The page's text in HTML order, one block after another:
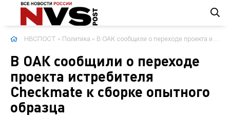
НВСПОСТ » Политика » В ОАК сообщили о переходе проекта истребителя Checkmate к сборке опытного образца
В ОАК сообщили о переходе
проекта истребителя
Checkmate к сборке опытного
образца